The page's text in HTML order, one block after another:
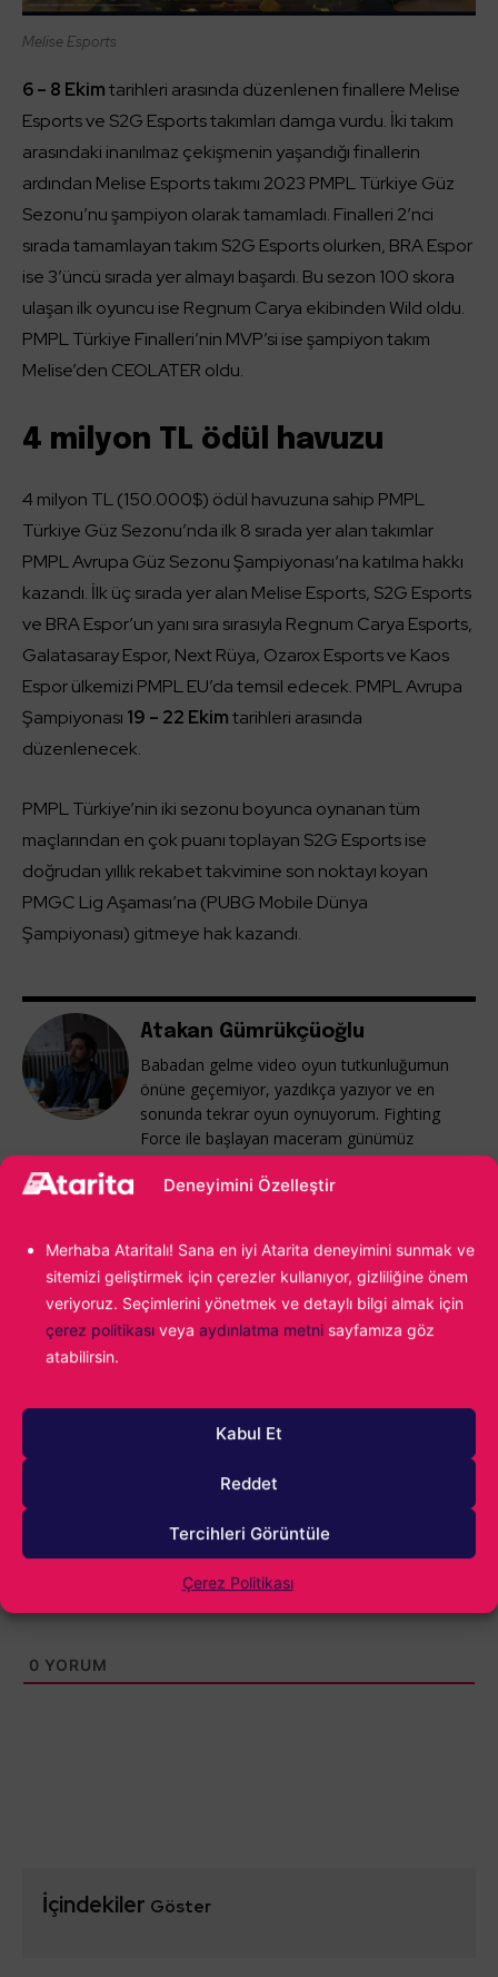
Deneyimini Özelleştir
Merhaba Ataritalı! Sana en iyi Atarita deneyimini sunmak ve
sitemizi geliştirmek için çerezler kullanıyor, gizliliğine önem
veriyoruz. Seçimlerini yönetmek ve detaylı bilgi almak için
çerez politikası veya aydınlatma metni sayfamıza göz
atabilirsin.
Kabul Et
Reddet
Tercihleri Görüntüle
Çerez Politikası
Melise Esports
6 – 8 Ekimtarihleri arasında düzenlenen finallere Melise
Esports ve S2G Esports takımları damga vurdu. İki takım
arasındaki inanılmaz çekişmenin yaşandığı finallerin
ardından Melise Esports takımı 2023 PMPL Türkiye Güz
Sezonu’nu şampiyon olarak tamamladı. Finalleri 2’nci
sırada tamamlayan takım S2G Esports olurken, BRA Espor
ise 3’üncü sırada yer almayı başardı. Bu sezon 100 skora
ulaşan ilk oyuncu ise Regnum Carya ekibinden Wild oldu.
PMPL Türkiye Finalleri’nin MVP’si ise şampiyon takım
Melise’den CEOLATER oldu.
4 milyon TL ödül havuzu
4 milyon TL (150.000$) ödül havuzuna sahip PMPL
Türkiye Güz Sezonu’nda ilk 8 sırada yer alan takımlar
PMPL Avrupa Güz Sezonu Şampiyonası‘na katılma hakkı
kazandı. İlk üç sırada yer alan Melise Esports, S2G Esports
ve BRA Espor’un yanı sıra sırasıyla Regnum Carya Esports,
Galatasaray Espor, Next Rüya, Ozarox Esports ve Kaos
Espor ülkemizi PMPL EU’da temsil edecek. PMPL Avrupa
Şampiyonası 19 – 22 Ekimtarihleri arasında
düzenlenecek.
PMPL Türkiye’nin iki sezonu boyunca oynanan tüm
maçlarından en çok puanı toplayan S2G Esports ise
doğrudan yıllık rekabet takvimine son noktayı koyan
PMGC Lig Aşaması’na (PUBG Mobile Dünya
Şampiyonası) gitmeye hak kazandı.
Atakan Gümrükçüoğlu
Babadan gelme video oyun tutkunluğumun
önüne geçemiyor, yazdıkça yazıyor ve en
sonunda tekrar oyun oynuyorum. Fighting
Force ile başlayan maceram günümüz
0 YORUM
İçindekiler Göster